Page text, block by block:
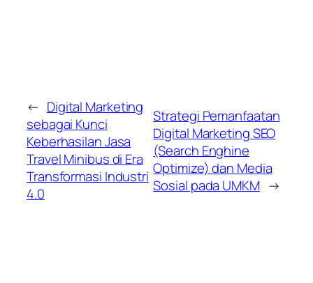
← Digital Marketing
sebagai Kunci
Keberhasilan Jasa
Travel Minibus di Era
Transformasi Industri
4.0
Strategi Pemanfaatan
Digital Marketing SEO
(Search Enghine
Optimize) dan Media
Sosial pada UMKM →